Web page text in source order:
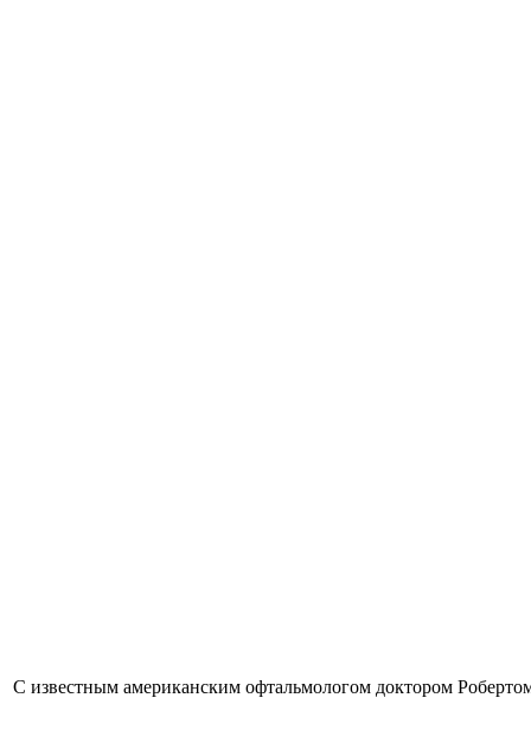
С известным американским офтальмологом доктором